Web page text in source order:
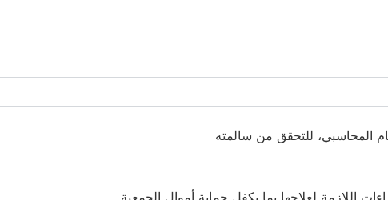
المحاسبي، للتحقق من سالمته